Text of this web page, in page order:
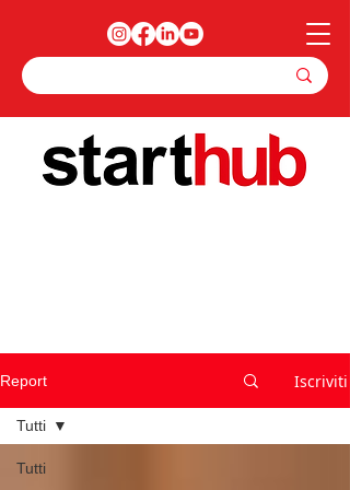
Report Iscriviti
Tutti
Tutti